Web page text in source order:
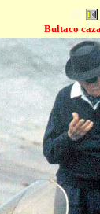
Bultaco c